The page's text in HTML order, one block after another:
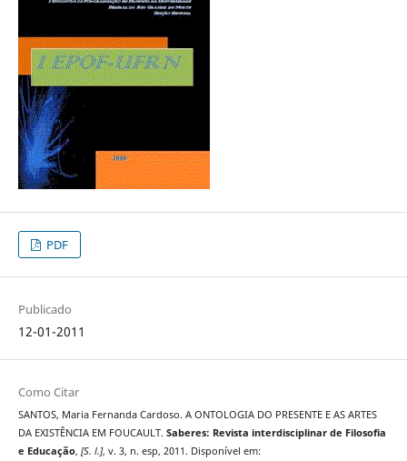
PDF
Publicado
12-01-2011
Como Citar
SANTOS, Maria Fernanda Cardoso. A ONTOLOGIA DO PRESENTE E AS ARTES
DA EXISTÊNCIA EM FOUCAULT. Saberes: Revista interdisciplinar de Filosofia
e Educação, [S. l.], v. 3, n. esp, 2011. Disponível em: